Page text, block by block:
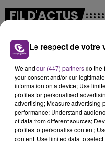
FIL D'ACTUS
LA CENTRALE
TOUJOURS À
Le respect de votre
We and our (447) partnersdo the
your consent and/or our
information on a device; Use
profiles for personalised
advertising; Measure advertising
performance; Understand
of data from different sources;
profiles to personalise content;
content; Use limited data to